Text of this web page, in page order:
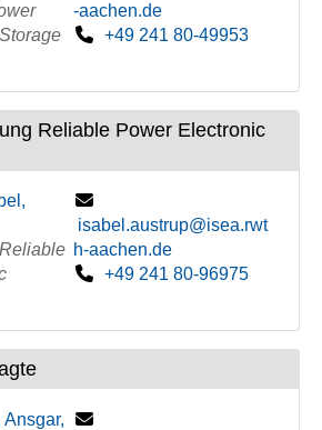
-aachen.de
+49 241 80-49953
Reliable Power Electronic
isabel.austrup@isea.rwt
h-aachen.de
+49 241 80-96975
Ansgar,